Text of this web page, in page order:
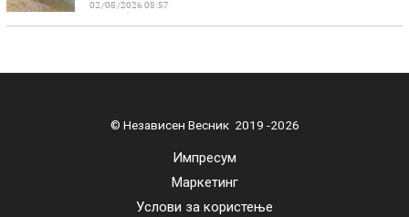
02/08/2026 08:57
© Независен Весник 2019 -2026
Импресум
Маркетинг
Услови за користење